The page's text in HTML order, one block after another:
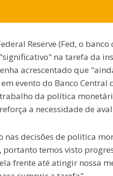
Reserve (Fed, o
na tarefa da
acrescentado que
evento do Banco
da política
a necessidade de
nas decisões de política
portanto temos visto
frente até atingir nossa